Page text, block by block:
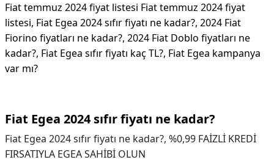
Fiat temmuz 2024 fiyat listesi Fiat temmuz 2024 fiyat
listesi, Fiat Egea 2024 sıfır fiyatı ne kadar?, 2024 Fiat
Fiorino fiyatları ne kadar?, 2024 Fiat Doblo fiyatları ne
kadar?, Fiat Egea sıfır fiyatı kaç TL?, Fiat Egea kampanya
var mı?
Fiat Egea 2024 sıfır fiyatı ne kadar?
Fiat Egea 2024 sıfır fiyatı ne kadar?, %0,99 FAİZLİ KREDİ
FIRSATIYLA EGEA SAHİBİ OLUN